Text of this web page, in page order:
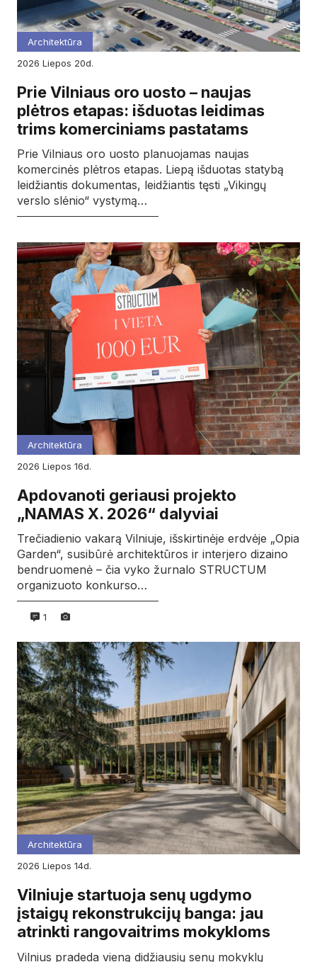
Architektūra
2026
liepos 20d.
Prie Vilniaus oro uosto – naujas
plėtros etapas: išduotas leidimas
trims komerciniams pastatams
Prie Vilniaus oro uosto planuojamas naujas
komercinės plėtros etapas. Liepą išduotas statybą
leidžiantis dokumentas, leidžiantis tęsti „Vikingų
verslo slėnio“ vystymą…
Architektūra
2026
liepos 16d.
Apdovanoti geriausi projekto
„NAMAS X. 2026“ dalyviai
Trečiadienio vakarą Vilniuje, išskirtinėje erdvėje „Opia
Garden“, susibūrė architektūros ir interjero dizaino
bendruomenė – čia vyko žurnalo STRUCTUM
organizuoto konkurso…
1
Architektūra
2026
liepos 14d.
Vilniuje startuoja senų ugdymo
įstaigų rekonstrukcijų banga: jau
atrinkti rangovaitrims mokykloms
Vilnius pradeda vieną didžiausių senų mokyklų